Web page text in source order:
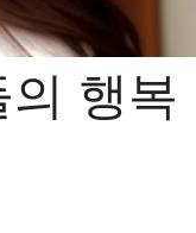
행복